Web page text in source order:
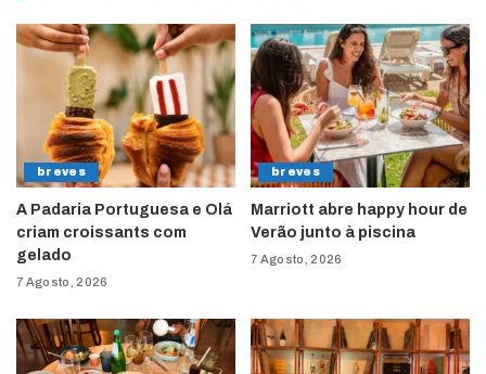
breves
A Padaria Portuguesa e Olá
criam croissants com
gelado
7 Agosto, 2026
breves
Marriott abre happy hour de
Verão junto à piscina
7 Agosto, 2026